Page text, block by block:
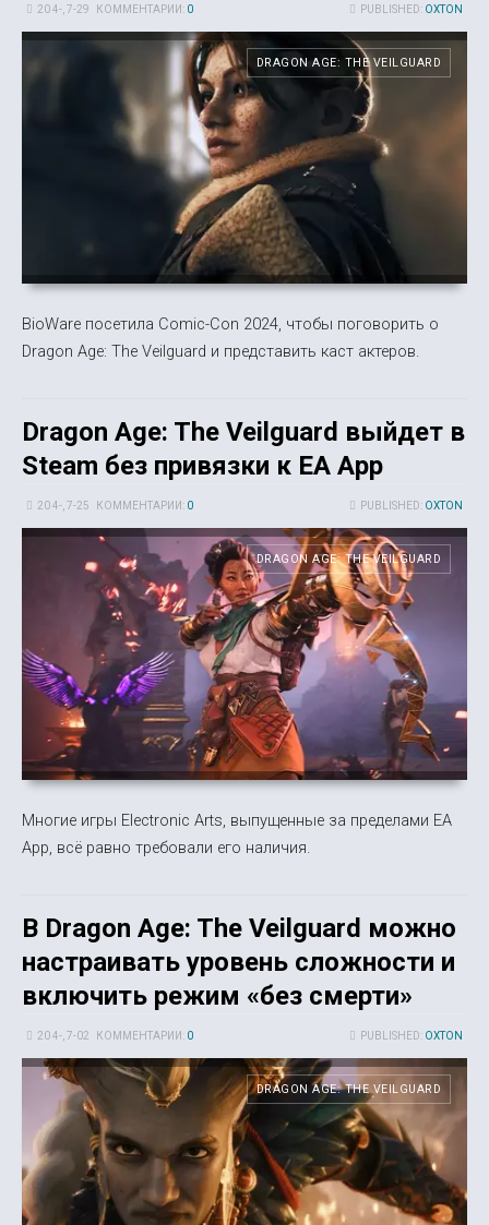
PUBLISHED: OXTON
20 4-, 7-29 КОММЕНТАРИИ: 0
DRAGON AGE: THE VEILGUARD
BioWare посетила Comic-Con 2024, чтобы поговорить о
Dragon Age: The Veilguard и представить каст актеров.
Dragon Age: The Veilguard выйдет в
Steam без привязки к EA App
PUBLISHED: OXTON
20 4-, 7-25 КОММЕНТАРИИ: 0
DRAGON AGE: THE VEILGUARD
Многие игры Electronic Arts, выпущенные за пределами EA
App, всё равно требовали его наличия.
В Dragon Age: The Veilguard можно
настраивать уровень сложности и
включить режим «без смерти»
PUBLISHED: OXTON
20 4-, 7-02 КОММЕНТАРИИ: 0
DRAGON AGE: THE VEILGUARD